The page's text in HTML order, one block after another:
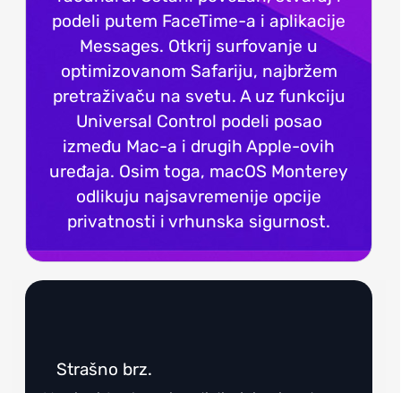
podeli putem FaceTime-a i aplikacije
Messages. Otkrij surfovanje u
optimizovanom Safariju, najbržem
pretraživaču na svetu. A uz funkciju
Universal Control podeli posao
između Mac-a i drugih Apple-ovih
uređaja. Osim toga, macOS Monterey
odlikuju najsavremenije opcije
privatnosti i vrhunska sigurnost.
Strašno brz.